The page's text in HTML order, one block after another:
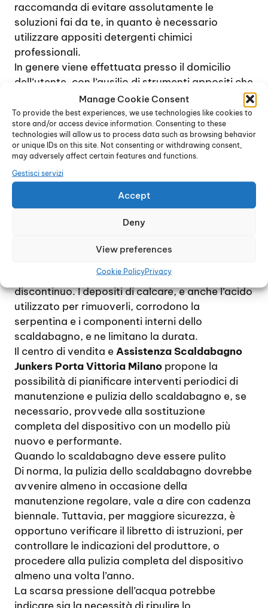
Manage Cookie Consent
To provide the best experiences, we use technologies like cookies to
store and/or access device information. Consenting to these
technologies will allow us to process data such as browsing behavior
or unique IDs on this site. Not consenting or withdrawing consent,
may adversely affect certain features and functions.
Gestisci servizi
Accept
Deny
View preferences
Cookie PolicyPrivacy
raccomanda di evitare assolutamente le
soluzioni fai da te, in quanto è necessario
utilizzare appositi detergenti chimici
professionali.
In genere viene effettuata presso il domicilio
dell’utente, con l’ausilio di strumenti appositi che
permettono di verificare lo stato di tutti gli
accessori interni del dispositivo (bruciatore,
ugelli, serpentina e così via) e di ripulirli
perfettatamente da calcare, polvere e residui
vari. La presenza di depositi di calcare è quella
che più di tutto influisce sul rendimento dello
La pulizia dello scaldabagno e il trattamento di
decalcificazione sono indicati almeno una volta
all’anno, possibilmente senza aspettare che il
un flusso di acqua calda ridotto, irregolare o
discontinuo. I depositi di calcare, e anche l’acido
utilizzato per rimuoverli, corrodono la
serpentina e i componenti interni dello
scaldabagno, e ne limitano la durata.
Il centro di vendita eAssistenza Scaldabagno
Junkers Porta Vittoria Milano propone la
possibilità di pianificare interventi periodici di
manutenzione e pulizia dello scaldabagno e, se
necessario, provvede alla sostituzione
completa del dispositivo con un modello più
nuovo e performante.
Quando lo scaldabagno deve essere pulito
Di norma, la pulizia dello scaldabagno dovrebbe
avvenire almeno in occasione della
manutenzione regolare, vale a dire con cadenza
biennale. Tuttavia, per maggiore sicurezza, è
opportuno verificare il libretto di istruzioni, per
controllare le indicazioni del produttore, o
procedere alla pulizia completa del dispositivo
almeno una volta l’anno.
La scarsa pressione dell’acqua potrebbe